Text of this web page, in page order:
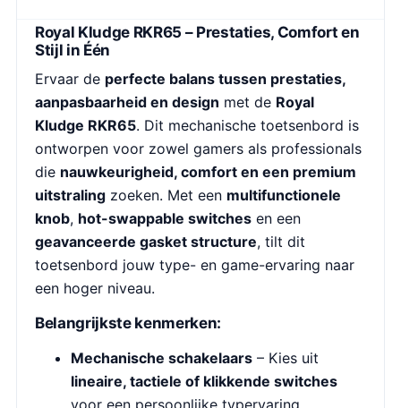
Royal Kludge RKR65 – Prestaties, Comfort en
Stijl in Één
Ervaar de perfecte balans tussen prestaties,
aanpasbaarheid en design met de Royal
Kludge RKR65. Dit mechanische toetsenbord is
ontworpen voor zowel gamers als professionals
die nauwkeurigheid, comfort en een premium
uitstraling zoeken. Met een multifunctionele
knob, hot-swappable switches en een
geavanceerde gasket structure, tilt dit
toetsenbord jouw type- en game-ervaring naar
een hoger niveau.
Belangrijkste kenmerken:
Mechanische schakelaars – Kies uit
lineaire, tactiele of klikkende switches
voor een persoonlijke typervaring.